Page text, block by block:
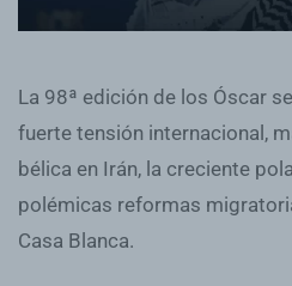
La 98ª edición de los Óscar
fuerte tensión internacional,
bélica en Irán, la creciente
polémicas reformas
Casa Blanca.